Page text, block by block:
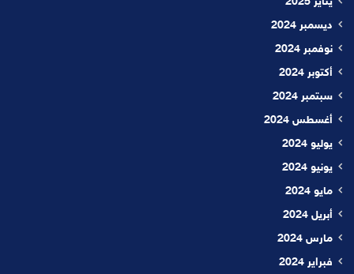
ديسمبر 2024
نوفمبر 2024
أكتوبر 2024
سبتمبر 2024
أغسطس 2024
يوليو 2024
يونيو 2024
مايو 2024
أبريل 2024
مارس 2024
فبراير 2024